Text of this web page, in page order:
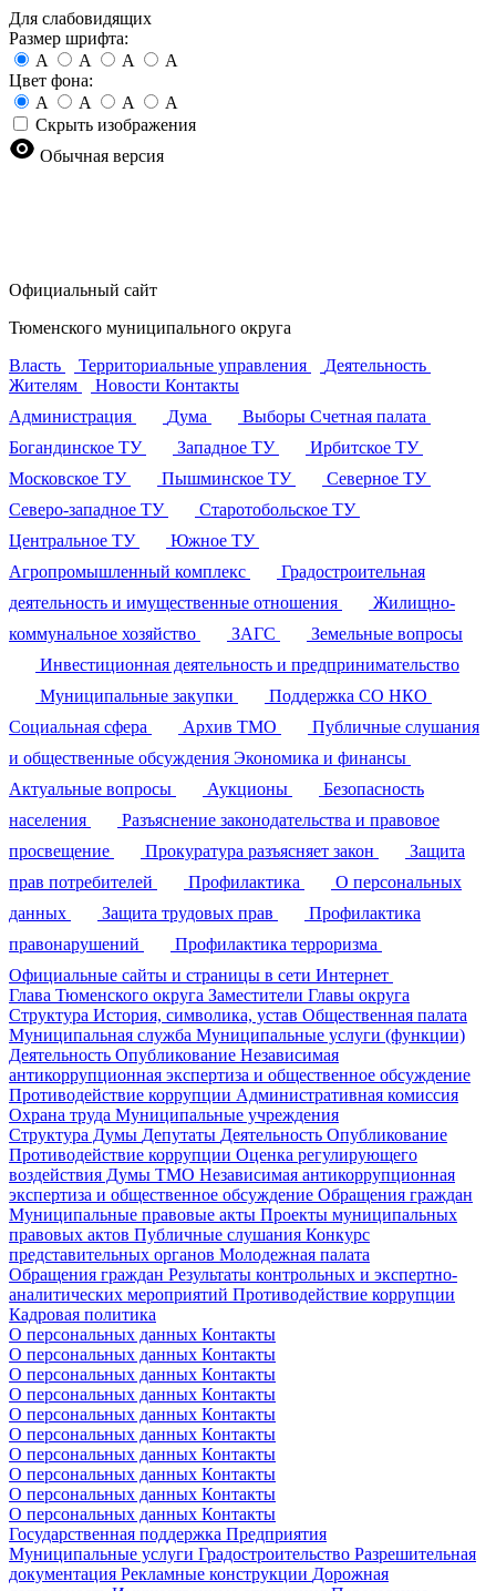
Для слабовидящих
Размер шрифта:
A
A A
A
Цвет фона:
A
A A
A
Скрыть изображения
Обычная версия
Официальный сайт
Тюменского муниципального округа
Власть
Территориальные управления
Деятельность
Жителям
Новости Контакты
Администрация
Дума Выборы Счетная палата
Богандинское ТУ
Западное ТУ
Ирбитское ТУ
Московское ТУ
Пышминское ТУ
Северное ТУ
Северо-западное ТУ
Старотобольское ТУ
Центральное ТУ
Южное ТУ
Агропромышленный комплекс
Градостроительная
деятельность и имущественные отношения
Жилищно-
коммунальное хозяйство
ЗАГС
Земельные вопросы
Инвестиционная деятельность и предпринимательство
Муниципальные закупки
Поддержка СО НКО
Социальная сфера
Архив ТМО
Публичные слушания
и общественные обсуждения Экономика и финансы
Актуальные вопросы
Аукционы
Безопасность
населения
Разъяснение законодательства и правовое
просвещение
Прокуратура разъясняет закон
Защита
прав потребителей
Профилактика
О персональных
данных
Защита трудовых прав
Профилактика
правонарушений
Профилактика терроризма
Официальные сайты и страницы в сети Интернет
Глава Тюменского округа Заместители Главы округа
Структура История, символика, устав Общественная палата
Муниципальная служба Муниципальные услуги (функции)
Деятельность Опубликование Независимая
антикоррупционная экспертиза и общественное обсуждение
Противодействие коррупции Административная комиссия
Охрана труда Муниципальные учреждения
Структура Думы Депутаты Деятельность Опубликование
Противодействие коррупции Оценка регулирующего
воздействия Думы ТМО Независимая антикоррупционная
экспертиза и общественное обсуждение Обращения граждан
Муниципальные правовые акты Проекты муниципальных
правовых актов Публичные слушания Конкурс
представительных органов Молодежная палата
Обращения граждан Результаты контрольных и экспертно-
аналитических мероприятий Противодействие коррупции
Кадровая политика
О персональных данных Контакты
О персональных данных Контакты
О персональных данных Контакты
О персональных данных Контакты
О персональных данных Контакты
О персональных данных Контакты
О персональных данных Контакты
О персональных данных Контакты
О персональных данных Контакты
О персональных данных Контакты
Государственная поддержка Предприятия
Муниципальные услуги Градостроительство Разрешительная
документация Рекламные конструкции Дорожная